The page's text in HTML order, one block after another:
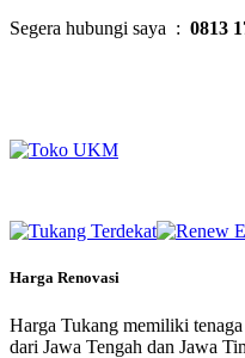
Segera hubungi saya : 0813
Harga Renovasi
Harga Tukang memiliki
dari Jawa Tengah dan Jawa